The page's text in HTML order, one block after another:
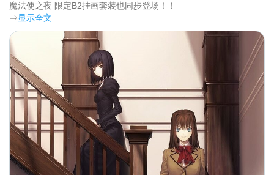
⇒显示全文